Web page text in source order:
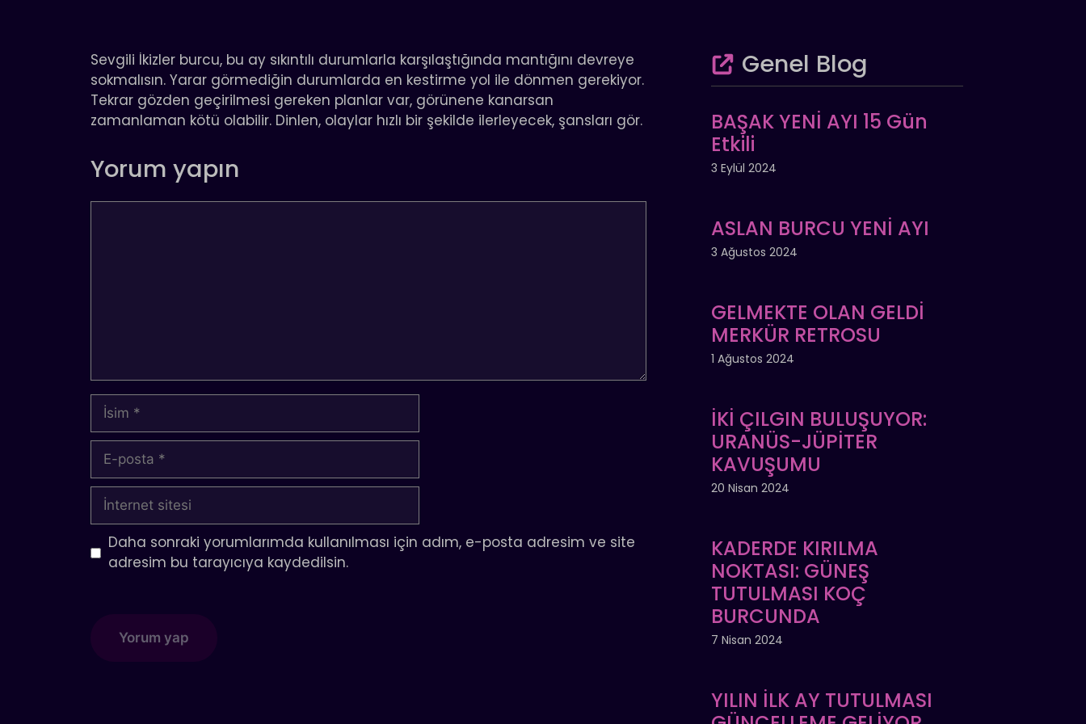
Sevgili İkizler burcu, bu ay sıkıntılı durumlarla karşılaştığında mantığını devreye
sokmalısın. Yarar görmediğin durumlarda en kestirme yol ile dönmen gerekiyor.
Tekrar gözden geçirilmesi gereken planlar var, görünene kanarsan
zamanlaman kötü olabilir. Dinlen, olaylar hızlı bir şekilde ilerleyecek, şansları gör.
Yorum yapın
İsim
posta
İnternet
sitesi
Daha sonraki yorumlarımda kullanılması için adım, e-posta adresim ve site
adresim bu tarayıcıya kaydedilsin.
Genel Blog
BAŞAK YENİ AYI 15 Gün
Etkili
3 Eylül 2024
ASLAN BURCU YENİ AYI
3 Ağustos 2024
GELMEKTE OLAN GELDİ
MERKÜR RETROSU
1 Ağustos 2024
İKİ ÇILGIN BULUŞUYOR:
URANÜS-JÜPİTER
KAVUŞUMU
20 Nisan 2024
KADERDE KIRILMA
NOKTASI: GÜNEŞ
TUTULMASI KOÇ
BURCUNDA
7 Nisan 2024
YILIN İLK AY TUTULMASI